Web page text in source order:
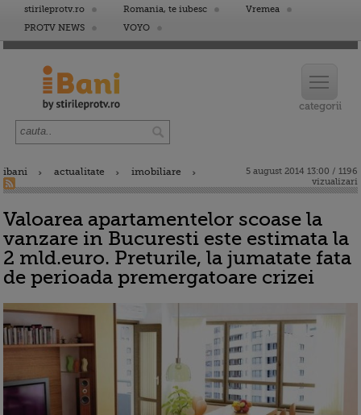
stirileprotv.ro Romania, te iubesc
Vremea
PROTV NEWS
VOYO
ibani actualitate imobiliare
5 august 2014 13:00 / 1196
vizualizari
Valoarea apartamentelor scoase la
vanzare in Bucuresti este estimata la
2 mld.euro. Preturile, la jumatate fata
de perioada premergatoare crizei